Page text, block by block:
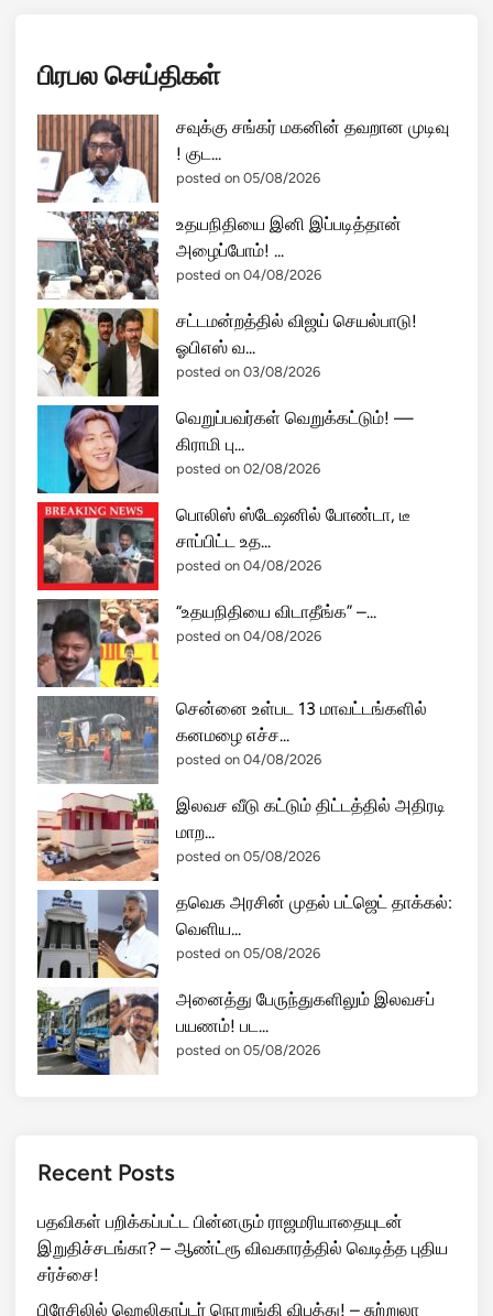
பிரபல செய்திகள்
சவுக்கு சங்கர் மகனின் தவறான முடிவு
! குட...
posted on 05/08/2026
உதயநிதியை இனி இப்படித்தான்
அழைப்போம்! ...
posted on 04/08/2026
சட்டமன்றத்தில் விஜய் செயல்பாடு!
ஓபிஎஸ் வ...
posted on 03/08/2026
வெறுப்பவர்கள் வெறுக்கட்டும்! —
கிராமி பு...
posted on 02/08/2026
பொலிஸ் ஸ்டேஷனில் போண்டா, டீ
சாப்பிட்ட உத...
posted on 04/08/2026
“உதயநிதியை விடாதீங்க” –...
posted on 04/08/2026
சென்னை உள்பட 13 மாவட்டங்களில்
கனமழை எச்ச...
posted on 04/08/2026
இலவச வீடு கட்டும் திட்டத்தில் அதிரடி
மாற...
posted on 05/08/2026
தவெக அரசின் முதல் பட்ஜெட் தாக்கல்:
வெளிய...
posted on 05/08/2026
அனைத்து பேருந்துகளிலும் இலவசப்
பயணம்! பட...
posted on 05/08/2026
Recent Posts
பதவிகள் பறிக்கப்பட்ட பின்னரும் ராஜமரியாதையுடன்
இறுதிச்சடங்கா? – ஆண்ட்ரூ விவகாரத்தில் வெடித்த புதிய
சர்ச்சை!
பிரேசிலில் ஹெலிகாப்டர் நொறுங்கி விபத்து! – சுற்றுலா